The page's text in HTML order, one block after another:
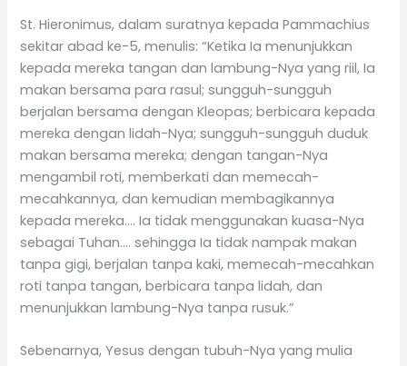
St. Hieronimus, dalam suratnya kepada Pammachius
sekitar abad ke-5, menulis: “Ketika Ia menunjukkan
kepada mereka tangan dan lambung-Nya yang riil, Ia
makan bersama para rasul; sungguh-sungguh
berjalan bersama dengan Kleopas; berbicara kepada
mereka dengan lidah-Nya; sungguh-sungguh duduk
makan bersama mereka; dengan tangan-Nya
mengambil roti, memberkati dan memecah-
mecahkannya, dan kemudian membagikannya
kepada mereka…. Ia tidak menggunakan kuasa-Nya
sebagai Tuhan…. sehingga Ia tidak nampak makan
tanpa gigi, berjalan tanpa kaki, memecah-mecahkan
roti tanpa tangan, berbicara tanpa lidah, dan
menunjukkan lambung-Nya tanpa rusuk.”
Sebenarnya, Yesus dengan tubuh-Nya yang mulia